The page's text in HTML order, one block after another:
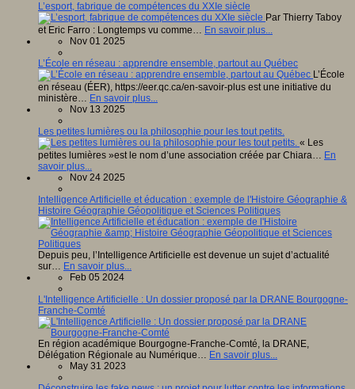
L’esport, fabrique de compétences du XXIe siècle
Par Thierry Taboy
et Eric Farro : Longtemps vu comme… En savoir plus...
Nov 01 2025
L’École en réseau : apprendre ensemble, partout au Québec
L’École
en réseau (ÉER), https://eer.qc.ca/en-savoir-plus est une initiative du
ministère… En savoir plus...
Nov 13 2025
Les petites lumières ou la philosophie pour les tout petits.
« Les
petites lumières »est le nom d’une association créée par Chiara… En
savoir plus...
Nov 24 2025
Intelligence Artificielle et éducation : exemple de l'Histoire Géographie &
Histoire Géographie Géopolitique et Sciences Politiques
Depuis peu, l’Intelligence Artificielle est devenue un sujet d’actualité
sur… En savoir plus...
Feb 05 2024
L'Intelligence Artificielle : Un dossier proposé par la DRANE Bourgogne-
Franche-Comté
En région académique Bourgogne-Franche-Comté, la DRANE,
Délégation Régionale au Numérique… En savoir plus...
May 31 2023